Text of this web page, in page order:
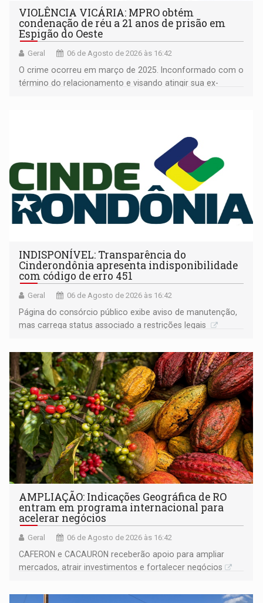
VIOLÊNCIA VICÁRIA: MPRO obtém
condenação de réu a 21 anos de prisão em
Espigão do Oeste
Geral 06 de Agosto de 2026 às 16:42
O crime ocorreu em março de 2025. Inconformado com o
término do relacionamento e visando atingir sua ex-
INDISPONÍVEL: Transparência do
Cinderondônia apresenta indisponibilidade
com código de erro 451
Geral 06 de Agosto de 2026 às 16:42
Página do consórcio público exibe aviso de manutenção,
mas carrega status associado a restrições legais
AMPLIAÇÃO: Indicações Geográfica de RO
entram em programa internacional para
acelerar negócios
Geral 06 de Agosto de 2026 às 16:42
CAFERON e CACAURON receberão apoio para ampliar
mercados, atrair investimentos e fortalecer negócios